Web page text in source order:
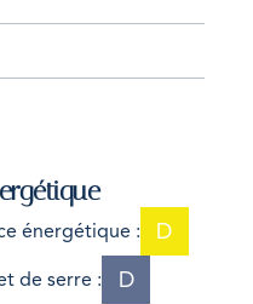
énergétique : D
de serre : D